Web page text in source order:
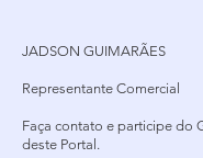
JADSON GUIMARÃES
Representante Comercial
Faça contato e participe do
deste Portal.